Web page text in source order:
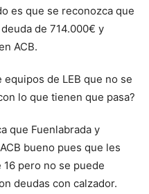
es que se reconozca que
de 714.000€ y
ACB.
de LEB que no se
lo que tienen que pasa?
que Fuenlabrada y
bueno pues que les
pero no se puede
deudas con calzador.